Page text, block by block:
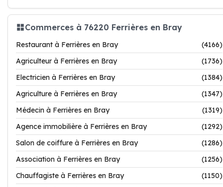
Commerces à 76220 Ferrières en Bray
Restaurant à Ferrières en Bray
(4166)
Agriculteur à Ferrières en Bray
(1736)
Electricien à Ferrières en Bray
(1384)
Agriculture à Ferrières en Bray
(1347)
Médecin à Ferrières en Bray
(1319)
Agence immobilière à Ferrières en Bray
(1292)
Salon de coiffure à Ferrières en Bray
(1286)
Association à Ferrières en Bray
(1256)
Chauffagiste à Ferrières en Bray
(1150)